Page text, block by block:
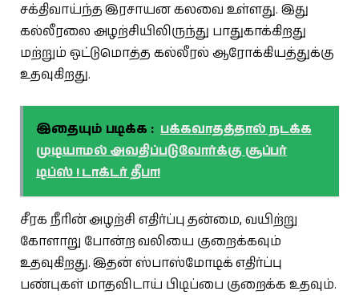
சக்திவாய்ந்த இரசாயன கலவை உள்ளது. இது
கல்லீரலை அழற்சியிலிருந்து பாதுகாக்கிறது
மற்றும் ஒட்டுமொத்த கல்லீரல் ஆரோக்கியத்துக்கு
உதவுகிறது.
இதையும் படிக்க : பக்கவாதத்தால் நடக்க
முடியாமல் அவதிப்படுவோர்க்கு சூப்பர்
டிப்ஸ் ! டாக்டர் தீபா!
சீரக நீரின் அழற்சி எதிர்ப்பு தன்மை, வயிற்று
கோளாறு போன்ற வலியை குறைக்கவும்
உதவுகிறது. இதன் ஸ்பாஸ்மோடிக் எதிர்ப்பு
பண்புகள் மாதவிடாய் பிடிப்பை குறைக்க உதவும்.